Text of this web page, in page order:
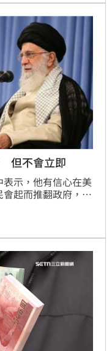
藉此落實「共融理
但不會立即
示，他有信心在美
起而推翻政府，但